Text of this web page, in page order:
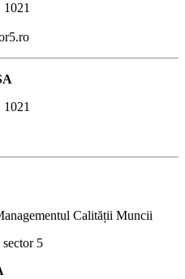
Calității Muncii
5